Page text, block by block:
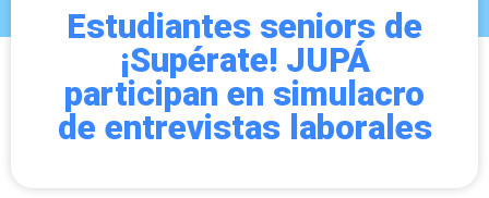
Estudiantes seniors de
¡Supérate! JUPÁ
participan en simulacro
de entrevistas laborales